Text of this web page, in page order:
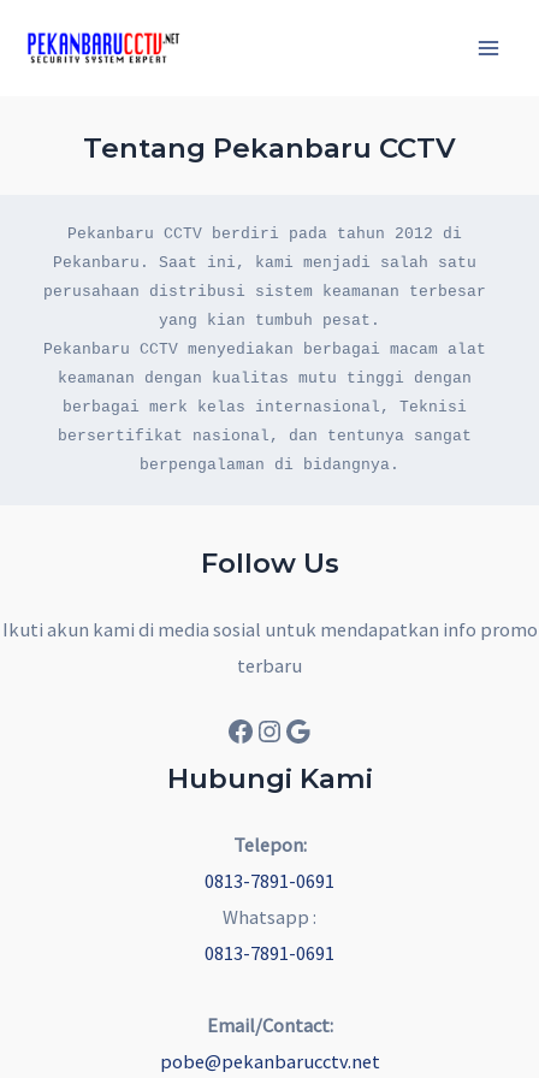
RTX & Videotron
Tentang Pekanbaru CCTV
Pekanbaru CCTV berdiri pada tahun 2012 di
Pekanbaru. Saat ini, kami menjadi salah satu
perusahaan distribusi sistem keamanan terbesar
yang kian tumbuh pesat.
Pekanbaru CCTV menyediakan berbagai macam alat
keamanan dengan kualitas mutu tinggi dengan
berbagai merk kelas internasional, Teknisi
bersertifikat nasional, dan tentunya sangat
berpengalaman di bidangnya.
Follow Us
Ikuti akun kami di media sosial untuk mendapatkan info promo
terbaru
Facebook
Instagram
Google
Hubungi Kami
Telepon:
0813-7891-0691
Whatsapp :
0813-7891-0691
Email/Contact:
pobe@pekanbarucctv.net